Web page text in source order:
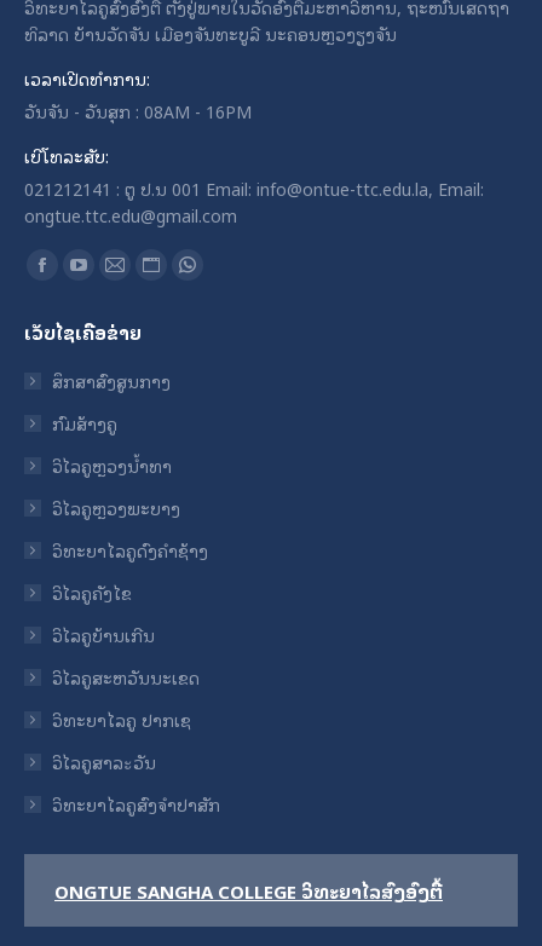
ວິທະຍາໄລຄູສົງອົງຕື້ ຕັ້ງຢູ່ພາຍໃນວັດອົງຕື້ມະຫາວິຫານ, ຖະໜົນເສດຖາ
ທິລາດ ບ້ານວັດຈັນ ເມືອງຈັນທະບູລີ ນະຄອນຫຼວງຽງຈັນ
ເວລາເປີດທໍາການ:
ວັນຈັນ - ວັນສຸກ : 08AM - 16PM
ເບີໂທລະສັບ:
021212141 : ຕູ ປ.ນ 001 Email: info@ontue-ttc.edu.la, Email:
ongtue.ttc.edu@gmail.com
Find us on:
Facebook
opens
in
window
YouTube
opens
in
window
Mail
opens
in
window
Website
in
Whatsapp
ເວັບໄຊເຄືອຂ່າຍ
ສຶກສາສົງສູນກາງ
ກົມສ້າງຄູ
ວິໄລຄູຫຼວງນ້ຳທາ
ວິໄລຄູຫຼວງພະບາງ
ວິທະຍາໄລຄູດົງຄໍາຊ້າງ
ວິໄລຄູຄັງໄຂ
ວິໄລຄູບ້ານເກີນ
ວິໄລຄູສະຫວັນນະເຂດ
ວິທະຍາໄລຄູ ປາກເຊ
ວິໄລຄູສາລะວັນ
ວິທະຍາໄລຄູສົງຈໍາປາສັກ
ONGTUE SANGHA COLLEGE ວິທະຍາໄລສົງອົງຕື້